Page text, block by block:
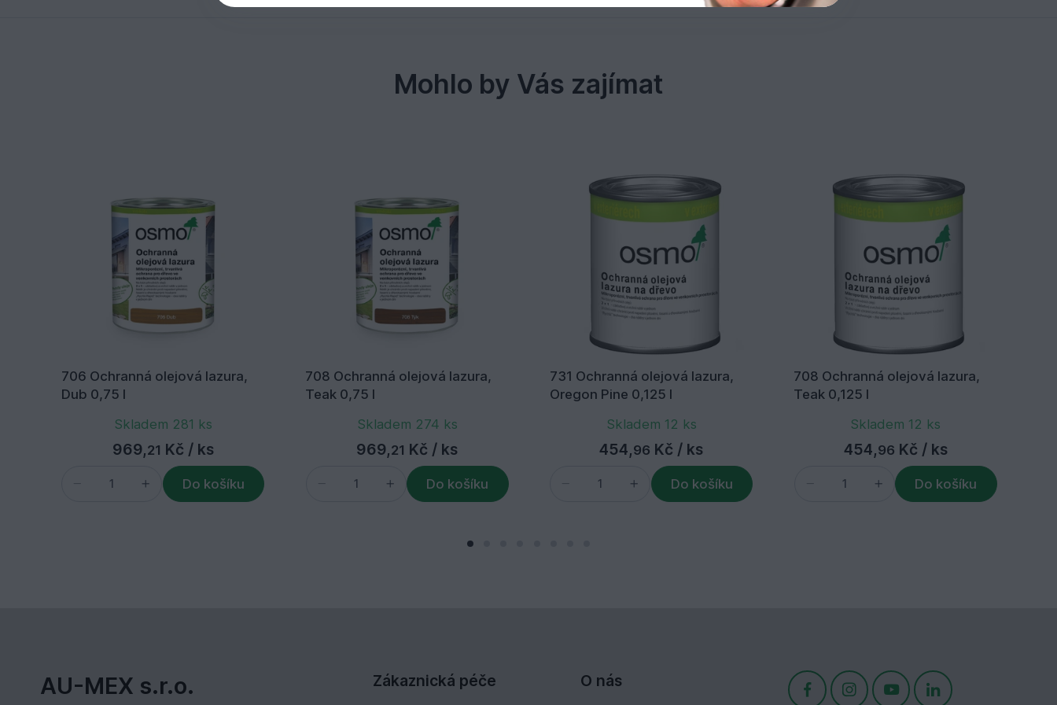
Mohlo by Vás zajímat
706 Ochranná olejová lazura,
Dub 0,75 l
Skladem 281 ks
969,21 Kč / ks
Do košíku
708 Ochranná olejová lazura,
Teak 0,75 l
Skladem 274 ks
969,21 Kč / ks
Do košíku
731 Ochranná olejová lazura,
Oregon Pine 0,125 l
Skladem 12 ks
454,96 Kč / ks
Do košíku
708 Ochranná olejová lazura,
Teak 0,125 l
Skladem 12 ks
454,96 Kč / ks
Do košíku
AU-MEX s.r.o. Zákaznická péče O nás